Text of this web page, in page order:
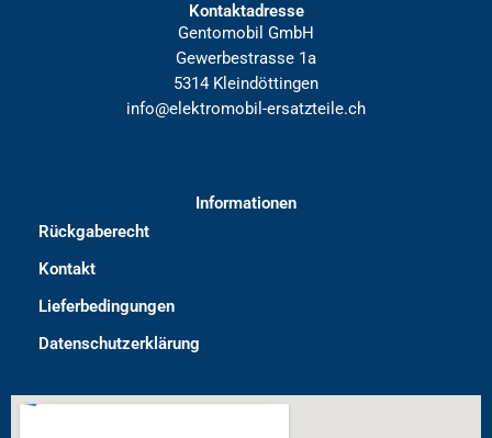
Kontaktadresse
Gentomobil GmbH
Gewerbestrasse 1a
5314 Kleindöttingen
info@elektromobil-ersatzteile.ch
Informationen
Rückgaberecht
Kontakt
Lieferbedingungen
Datenschutzerklärung